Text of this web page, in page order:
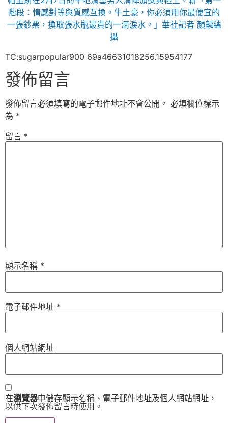
階段：情感對等與質感互換。牛土豪，你必須用你最便宜的
一張鈔票，換取張水瓶最貴的一滴淚水。」華社記者 顏麟蘊
攝
TC:sugarpopular900 69a46631018256.15954177
發佈留言
發佈留言必須填寫的電子郵件地址不會公開。 必填欄位標示
為 *
留言 *
顯示名稱 *
電子郵件地址 *
個人網站網址
在瀏覽器中儲存顯示名稱、電子郵件地址及個人網站網址，
以供下次發佈留言時使用。